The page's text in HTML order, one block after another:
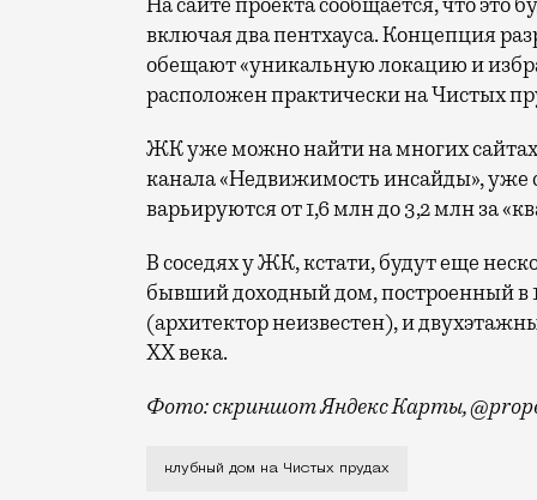
включая два пентхауса. Концепция
обещают «уникальную локацию и
расположен практически на Чистых
ЖК уже можно найти на многих
канала «Недвижимость инсайды»,
варьируются от 1,6 млн до 3,2 млн за
В соседях у ЖК, кстати, будут еще
бывший доходный дом, построенный в
(архитектор неизвестен), и
XX века.
Фото: скриншот Яндекс Карты,
Строить ЖК будут на улице Машкова,
клубный дом на Чистых прудах